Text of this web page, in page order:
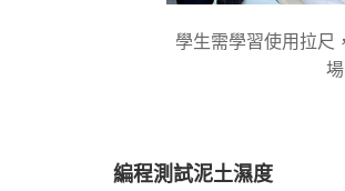
學生需學習使用拉尺
場
編程測試泥土濕度